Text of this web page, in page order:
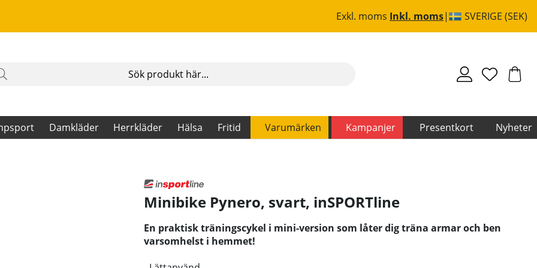
Exkl. moms Inkl. moms SVERIGE (SEK)
Damkläder Herrkläder Hälsa Fritid Varumärken Kampanjer Presentkort Nyheter
Minibike Pynero, svart, inSPORTline
En praktisk träningscykel i mini-version som låter dig träna armar och ben
varsomhelst i hemmet!